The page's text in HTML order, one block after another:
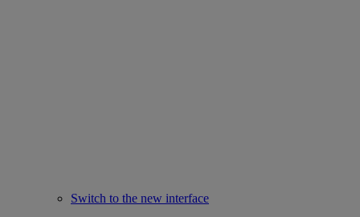
Switch to the new interface